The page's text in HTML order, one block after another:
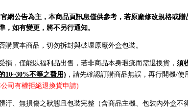
網公告為主，本商品頁訊息僅供參考，若原廠修改規格或
，如有變更，將不另行通知。
買本商品，切勿拆封與破壞原廠外盒包裝。
，僅能以福利品出售，若非商品本身瑕疵而需退換貨， 須
10~30%不等之費用) ，請先確認訂購商品無誤，再行開機/
司有權拒絕退換貨申請)
、無損傷之狀態且包裝完整（含商品主機、包裝內外盒不